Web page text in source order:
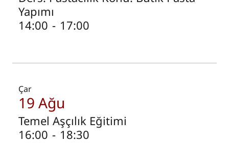
Yapımı
14:00 - 17:00
Çar
19 Ağu
Temel Aşçılık Eğitimi
16:00 - 18:30